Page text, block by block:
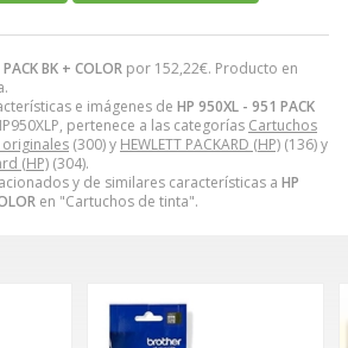
BK + COLOR por 152,22€. Producto en
e imágenes de HP 950XL - 951 PACK
pertenece a las categorías Cartuchos
(300) y HEWLETT PACKARD (HP) (136) y
(HP) (304).
y de similares características a HP
en "Cartuchos de tinta".